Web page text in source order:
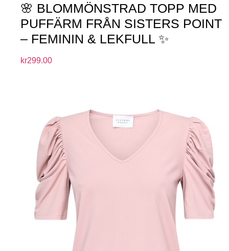
🌸 BLOMMÖNSTRAD TOPP MED
PUFFÄRM FRÅN SISTERS POINT
– FEMININ & LEKFULL ✨
kr299.00